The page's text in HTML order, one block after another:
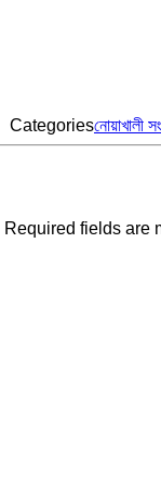
Categoriesনোয়াখালী
Required fields are